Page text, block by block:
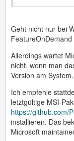
Geht nicht nur bei
Allerdings wartet
nicht, wenn man
Version am System.
Ich empfehle
letztgültige MSI-
https://github.com/
installieren. Das
Microsoft